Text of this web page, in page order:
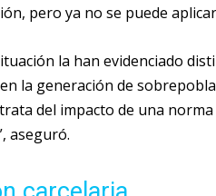
pero ya no se puede
la han evidenciado
la generación de
del impacto de una
aseguró.